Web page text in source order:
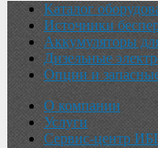
Каталог
Источники
Аккумуляторы
Дизельные
Опции и
О компании
Услуги
Сервис-центр